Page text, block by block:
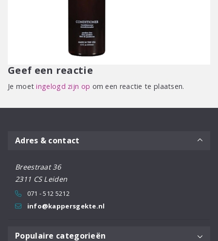
Geef een reactie
Je moetingelogd zijn op om een reactie te plaatsen.
Adres & contact
Breestraat 36
2311 CS Leiden
071 - 512 5212
info@kappersgekte.nl
Populaire categorieën